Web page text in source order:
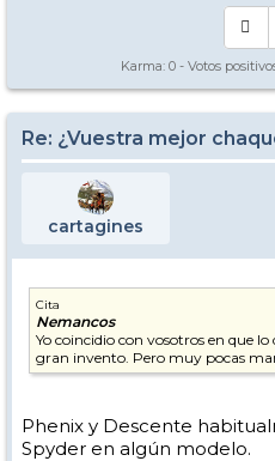
Karma: 0 - Votos
Re: ¿Vuestra mejor
cartagines
Cita
Nemancos
Yo coincidio con vosotros en que lo
gran invento. Pero muy pocas
Phenix y Descente
Spyder en algún modelo.